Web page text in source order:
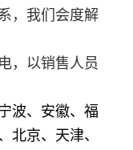
，我们会度解
，以销售人员
波、安徽、福
北京、天津、